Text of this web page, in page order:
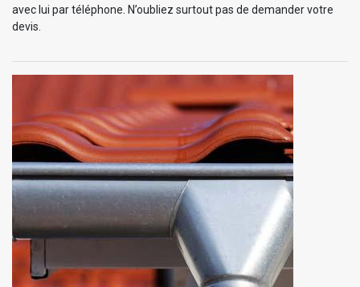
avec lui par téléphone. N’oubliez surtout pas de demander votre
devis.